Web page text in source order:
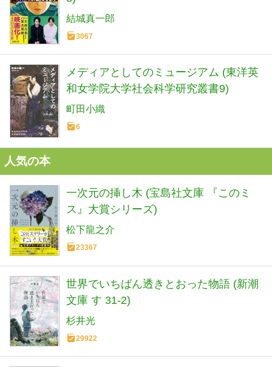
結城真一郎
3067
メディアとしてのミュージアム (東洋英
和女学院大学社会科学研究叢書9)
町田小織
6
人気の本
一次元の挿し木 (宝島社文庫 『このミ
ス』大賞シリーズ)
松下龍之介
23367
世界でいちばん透きとおった物語 (新潮
文庫 す 31-2)
杉井光
29922